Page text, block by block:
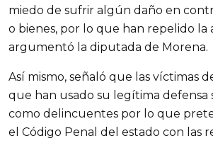
miedo de sufrir algún daño en
o bienes, por lo que han repelido la
argumentó la diputada de Morena.
Así mismo, señaló que las víctimas
que han usado su legítima defensa
como delincuentes por lo que
el Código Penal del estado con las